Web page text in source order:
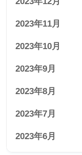
2023年11月
2023年10月
2023年9月
2023年8月
2023年7月
2023年6月